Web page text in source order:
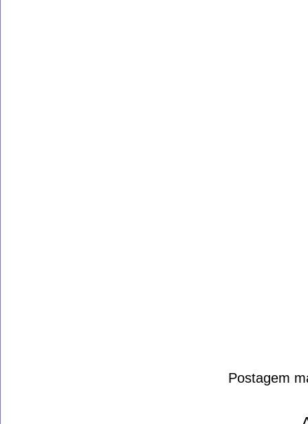
Postagem